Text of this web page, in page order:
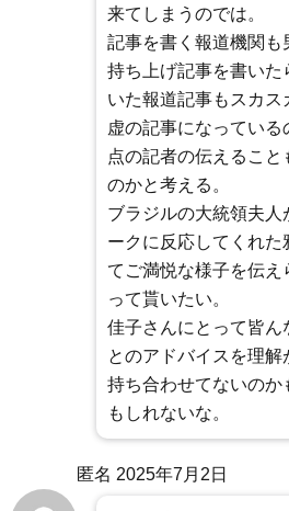
来てしまうのでは。
記事を書く報道機関
持ち上げ記事を書い
いた報道記事もスカ
虚の記事になってい
点の記者の伝えるこ
のかと考える。
ブラジルの大統領夫人
ークに反応してくれ
てご満悦な様子を伝え
って貰いたい。
佳子さんにとって皆ん
とのアドバイスを理
持ち合わせてないの
もしれないな。
匿名 2025年7月2日